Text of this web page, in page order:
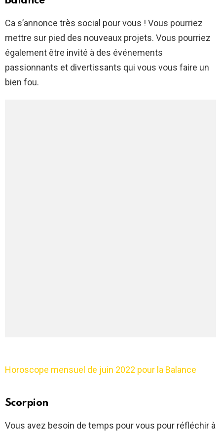
Ca s’annonce très social pour vous ! Vous pourriez
mettre sur pied des nouveaux projets. Vous pourriez
également être invité à des événements
passionnants et divertissants qui vous vous faire un
bien fou.
Horoscope mensuel de juin 2022 pour la Balance
Scorpion
Vous avez besoin de temps pour vous pour réfléchir à